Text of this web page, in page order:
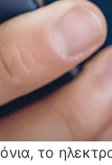
το